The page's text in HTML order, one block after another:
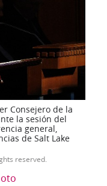
Consejero de la
la sesión del
general,
de Salt Lake
reserved.